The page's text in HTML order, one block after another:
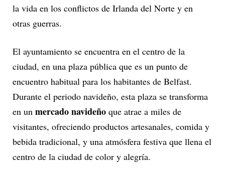
la vida en los conflictos de Irlanda del Norte y en
otras guerras.
El ayuntamiento se encuentra en el centro de la
ciudad, en una plaza pública que es un punto de
encuentro habitual para los habitantes de Belfast.
Durante el periodo navideño, esta plaza se transforma
en un mercado navideño que atrae a miles de
visitantes, ofreciendo productos artesanales, comida y
bebida tradicional, y una atmósfera festiva que llena el
centro de la ciudad de color y alegría.